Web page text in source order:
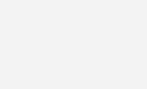
Nutzerkomfort auswirken – etwa im
möglichst geringen Rohrdurchmessern zur
und ausreichenden
nötigen Fließdrücken für eine komfortable
Gleichzeitigkeit. Somit wird deutlich, wie
sanitärtechnisches Raumbuch als
und funktionale